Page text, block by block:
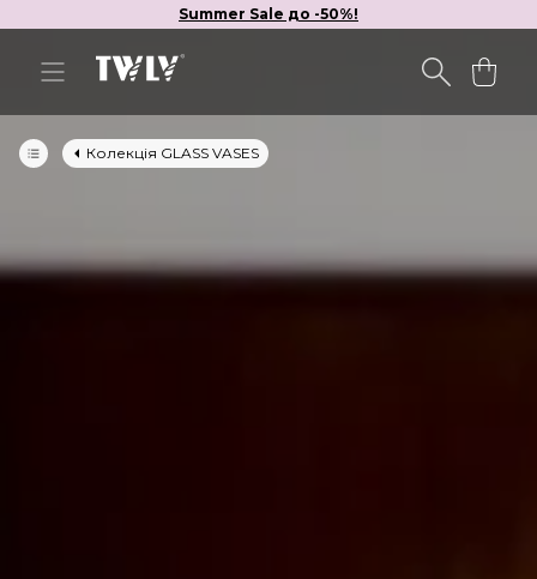
Summer Sale до -50%!
Колекція GLASS VASES